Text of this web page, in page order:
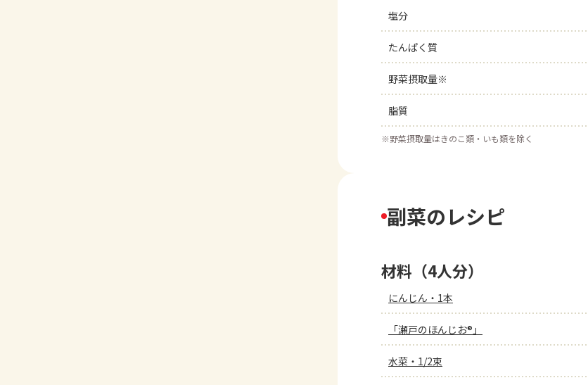
塩分
たんぱく質
野菜摂取量※
脂質
※野菜摂取量はきのこ類・いも類を除く
副菜のレシピ
材料（4人分）
にんじん・1本
「瀬戸のほんじお®」
水菜・1/2束